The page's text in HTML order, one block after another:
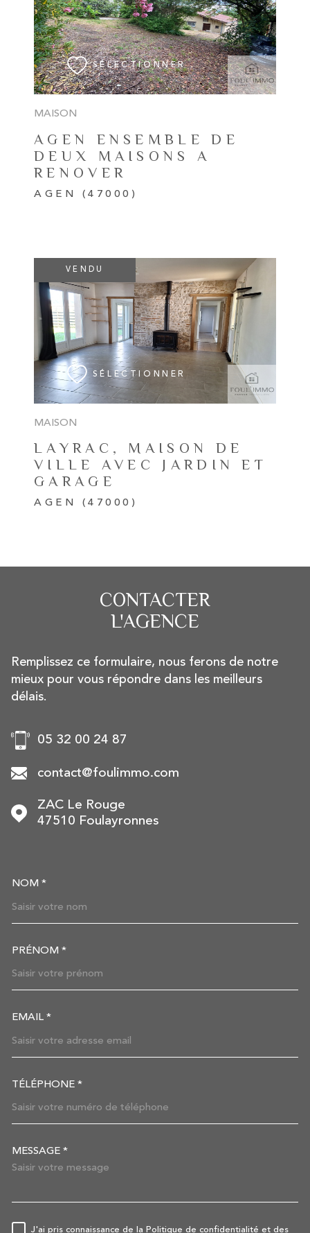
MAISON
AGEN ENSEMBLE DE
DEUX MAISONS A
RENOVER
AGEN (47000)
SÉLECTIONNER
VOIR LE BIEN
MAISON
LAYRAC, MAISON DE
VILLE AVEC JARDIN ET
GARAGE
AGEN (47000)
VENDU
SÉLECTIONNER
VOIR LE BIEN
CONTACTER
L'AGENCE
Remplissez ce formulaire, nous ferons de notre
mieux pour vous répondre dans les meilleurs
délais.
05 32 00 24 87
contact@foulimmo.com
ZAC Le Rouge
47510
Foulayronnes
NOM *
PRÉNOM *
EMAIL *
TÉLÉPHONE *
MESSAGE *
J'ai pris connaissance de la Politique de confidentialité et des